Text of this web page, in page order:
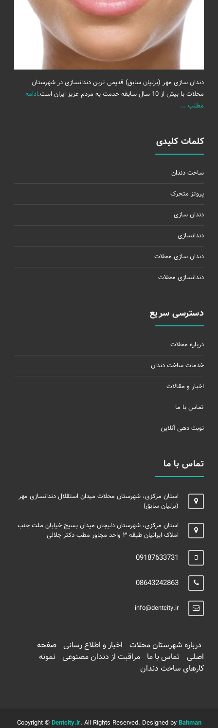
دندان سازی مهر (برلیان سابق) قدیمی ترین دندانسازی در شهرستان
محلات با بیش از 10 سال سابقه خدمت به مردم عزیز ایران است.
ادامه
مطلب ...
کلمات کلیدی
ساخت دندان
پروتز متحرک
دندان سازی
دندانسازی
دندان سازی محلات
دندانسازی محلات
دسترسی سریع
درباره محلات
خدمات ساخت دندان
اخبار و مقالات
تماس با ما
نوبت دهی آنلاین
تماس با ما
استان مرکزی، شهرستان محلات میدان استقلال دندانسازی مهر
(برلیان سابق)
استان مرکزی، شهرستان دلیجان میدان بسیج خیابان ملت جنب
املاک ایرانیان طبقه ۳ واحد مجاور مطب دکتر جلالی
09187633731
08643242863
info@dentcity.ir
درباره شهرستان محلات اخبار و اطلاع رسانی صفحه
اصلی تماس با ما مراقبت از دندان مصنوعی نمونه
کارهای ساخت دندان
Copyright ©Dentcity.ir. All Rights Reserved. Designed byBahman